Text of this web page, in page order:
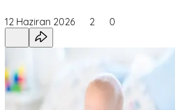
12 Haziran 2026 2 0